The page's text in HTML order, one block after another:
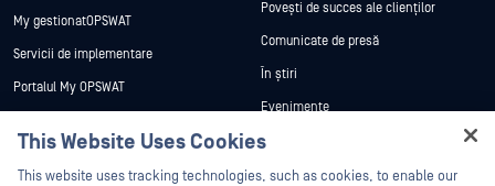
My gestionatOPSWAT
Servicii de implementare
Portalul My OPSWAT
Formare
Povești de succes ale clienților
Comunicate de presă
În știri
Evenimente
Webinare
Fișe de date
This Website Uses Cookies
This website uses tracking technologies, such as cookies, to enable our
Hey there!